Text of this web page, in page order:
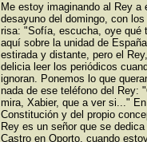
Me estoy imaginando al Rey a
desayuno del domingo, con
risa: "Sofía, escucha, oye qué
aquí sobre la unidad de
estirada y distante, pero el
delicia leer los periódicos
ignoran. Ponemos lo que
nada de ese teléfono del Rey:
mira, Xabier, que a ver si..."
Constitución y del propio
Rey es un señor que se
Castro en Oporto, cuando